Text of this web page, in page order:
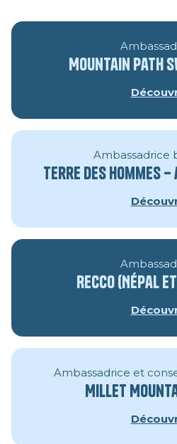
Mountain Path
Ambassadrice
Terre des hommes –
RECCO (Népal
Ambassadrice et
Millet